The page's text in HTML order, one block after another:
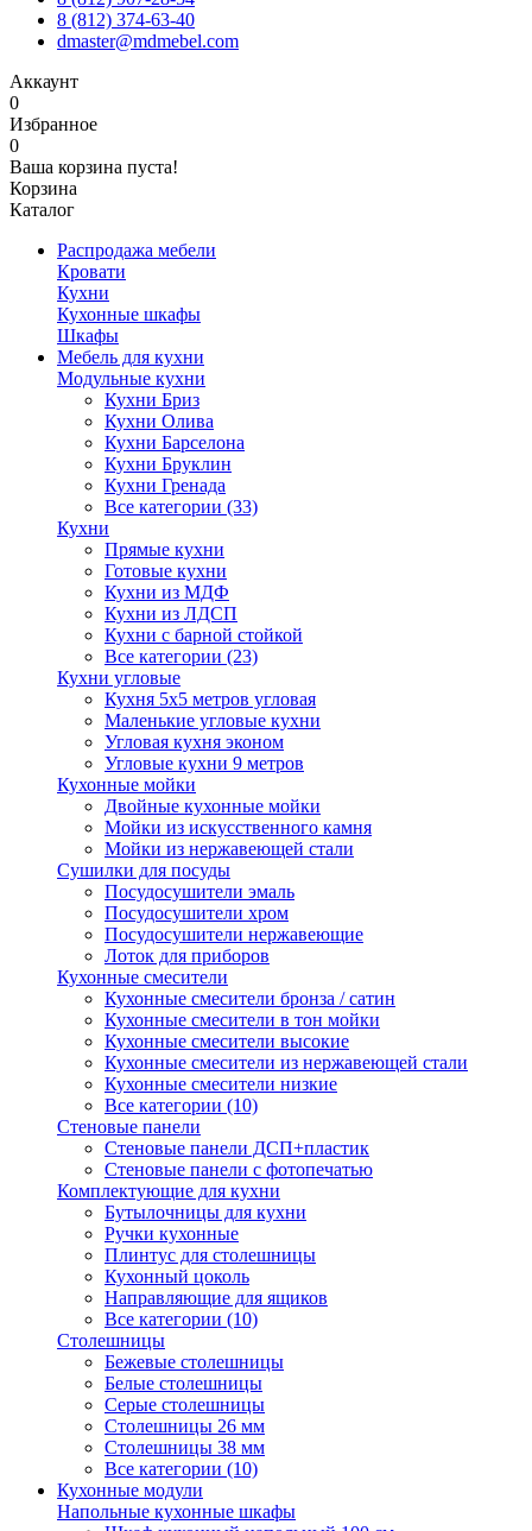
8 (812) 374-63-40
dmaster@mdmebel.com
Аккаунт
0
Избранное
0
Ваша корзина пуста!
Корзина
Каталог
Распродажа мебели
Кровати
Кухни
Кухонные шкафы
Шкафы
Мебель для кухни
Модульные кухни
Кухни Бриз
Кухни Олива
Кухни Барселона
Кухни Бруклин
Кухни Гренада
Все категории (33)
Кухни
Прямые кухни
Готовые кухни
Кухни из МДФ
Кухни из ЛДСП
Кухни с барной стойкой
Все категории (23)
Кухни угловые
Кухня 5х5 метров угловая
Маленькие угловые кухни
Угловая кухня эконом
Угловые кухни 9 метров
Кухонные мойки
Двойные кухонные мойки
Мойки из искусственного камня
Мойки из нержавеющей стали
Сушилки для посуды
Посудосушители эмаль
Посудосушители хром
Посудосушители нержавеющие
Лоток для приборов
Кухонные смесители
Кухонные смесители бронза / сатин
Кухонные смесители в тон мойки
Кухонные смесители высокие
Кухонные смесители из нержавеющей стали
Кухонные смесители низкие
Все категории (10)
Стеновые панели
Стеновые панели ДСП+пластик
Стеновые панели с фотопечатью
Комплектующие для кухни
Бутылочницы для кухни
Ручки кухонные
Плинтус для столешницы
Кухонный цоколь
Направляющие для ящиков
Все категории (10)
Столешницы
Бежевые столешницы
Белые столешницы
Серые столешницы
Столешницы 26 мм
Столешницы 38 мм
Все категории (10)
Кухонные модули
Напольные кухонные шкафы